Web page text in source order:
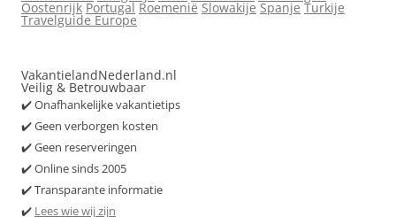
Oostenrijk Portugal Roemenië Slowakije Spanje Turkije
Travelguide Europe
VakantielandNederland.nl
Veilig & Betrouwbaar
✔️ Onafhankelijke vakantietips
✔️ Geen verborgen kosten
✔️ Geen reserveringen
✔️ Online sinds 2005
✔️ Transparante informatie
✔️ Lees wie wij zijn